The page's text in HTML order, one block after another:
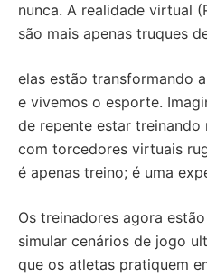
nunca. A realidade virtual
são mais apenas truques
elas estão transformando
e vivemos o esporte.
de repente estar
com torcedores virtuais
é apenas treino; é uma
Os treinadores agora
simular cenários de jogo
que os atletas pratiquem